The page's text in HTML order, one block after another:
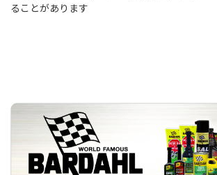
ることがあります